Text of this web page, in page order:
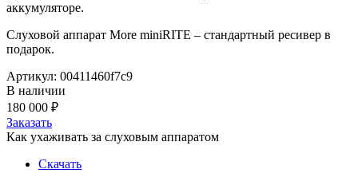
аккумуляторе.
Слуховой аппарат More miniRITE – стандартный ресивер в
подарок.
Артикул: 00411460f7c9
В наличии
180 000 ₽
Заказать
Как ухаживать за слуховым аппаратом
Скачать